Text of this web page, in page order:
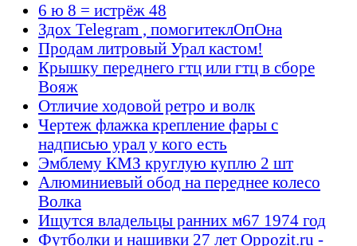
6 ю 8 = истрёж 48
Здох Telegram , помогитеклОпОна
Продам литровый Урал кастом!
Крышку переднего гтц или гтц в сборе
Вояж
Отличие ходовой ретро и волк
Чертеж флажка крепление фары с
надписью урал у кого есть
Эмблему КМЗ круглую куплю 2 шт
Алюминиевый обод на переднее колесо
Волка
Ищутся владельцы ранних м67 1974 год
Футболки и нашивки 27 лет Oppozit.ru -